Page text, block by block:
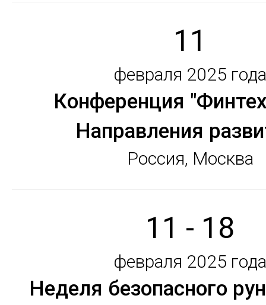
11
февраля 2025 года
Конференция
Направления
Россия, Москва
11 - 18
февраля 2025 года
Неделя безопасного